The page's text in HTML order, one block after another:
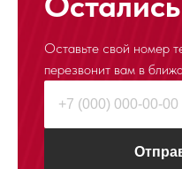
Оставьте свой номер
перезвонит вам в